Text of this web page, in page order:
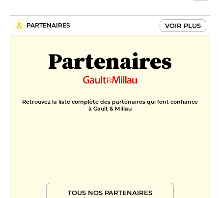
PARTENAIRES VOIR PLUS
Partenaires
Retrouvez la liste complète des partenaires qui font confiance
à Gault & Millau
TOUS NOS PARTENAIRES